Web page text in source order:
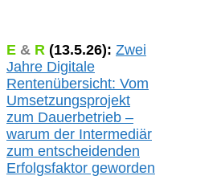
E & R (13.5.26): Zwei
Jahre Digitale
Rentenübersicht: Vom
Umsetzungsprojekt
zum Dauerbetrieb –
warum der Intermediär
zum entscheidenden
Erfolgsfaktor geworden